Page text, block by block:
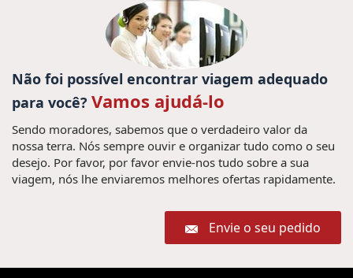
culturas de vietnam (1) ,
vacaciones hanoi
Pacotes de viagens Myanmar (7) ,cosas que
hacer en Laos (1) ,Descobrir o Vietnã (35) ,
Hanoi Vietnam (1) ,Viagem vietname (7) ,
Viagens para Laos (7) , Pacote de viagem para
Vietnã (6) ,Excursões em Laos (10)
,Viagem em família ao Mianmar
(1) ,Barrio antiguo de Hoian (1) ,Vscaciones
Estafas de viajes Laos (1) ,
vacaciones birmania (1) ,Mercados
Vietnam (1) ,Paquetes de viajes Tailandia (1) ,
Não foi possível encontrar viagem adequado
para você? Vamos ajudá-lo
Sendo moradores, sabemos que o verdadeiro valor da
nossa terra. Nós sempre ouvir e organizar tudo como o seu
desejo. Por favor, por favor envie-nos tudo sobre a sua
viagem, nós lhe enviaremos melhores ofertas rapidamente.
Envie o seu pedido